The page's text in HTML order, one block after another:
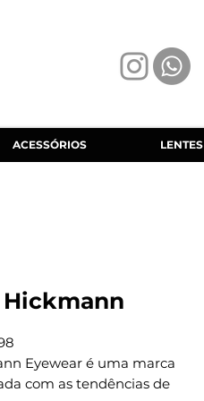
ACESSÓRIOS LENTES
Hickmann
Eyewear é uma marca
com as tendências de